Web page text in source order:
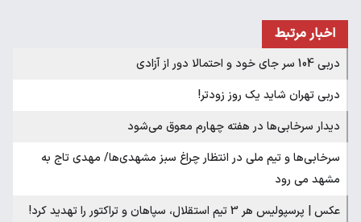
اخبار مرتبط
دربی 104 سر جای خود و احتمالا دور از آزادی
دربی تهران شاید یک روز زودتر!
دیدار سرخابی‌ها در هفته چهارم معوق می‌شود
سرخابی‌ها و تیم ملی در انتظار چراغ سبز مشهدی‌ها/ مهدی تاج به
مشهد می رود
عکس | پرسپولیس هر 3 تیم استقلال، سپاهان و تراکتور را تهدید کرد!